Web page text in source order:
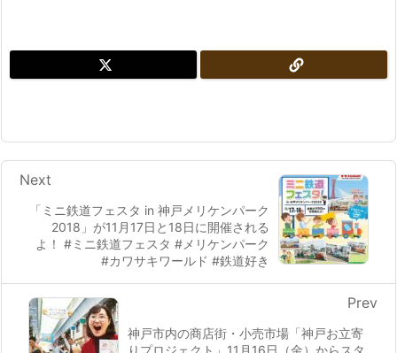
「ミニ鉄道フェスタ in 神戸メリケンパーク
2018」が11月17日と18日に開催される
よ！ #ミニ鉄道フェスタ #メリケンパーク
#カワサキワールド #鉄道好き
Next
神戸市内の商店街・小売市場「神戸お立寄
りプロジェクト」11月16日（金）からスタ
Prev